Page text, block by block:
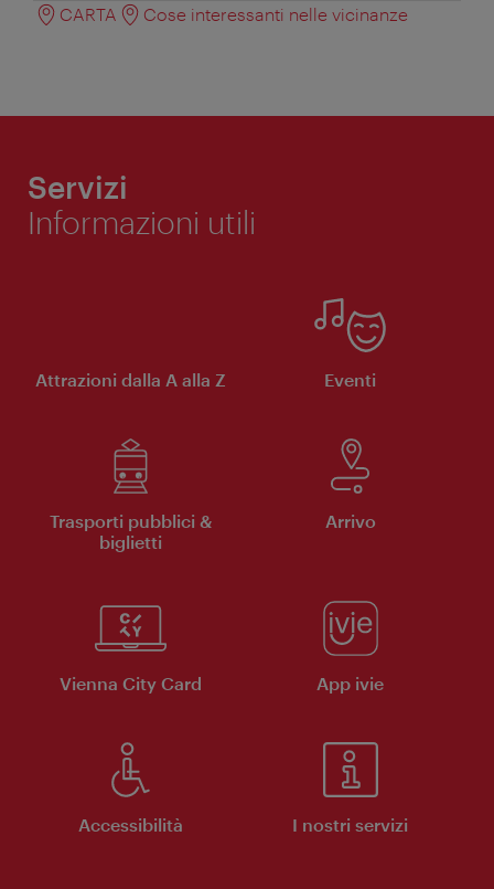
CARTA
Cose interessanti nelle vicinanze
Servizi
Informazioni utili
Attrazioni dalla A alla Z Eventi
Trasporti pubblici &
biglietti
Arrivo
Vienna City Card App ivie
Accessibilità I nostri servizi